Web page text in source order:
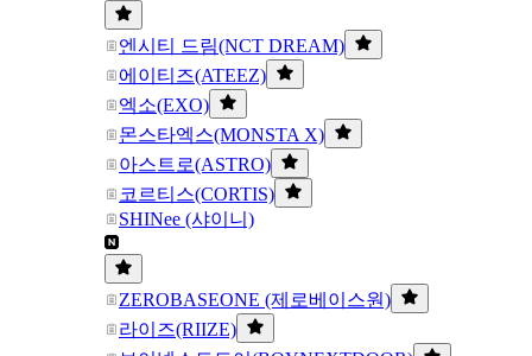
엔시티 드림(NCT DREAM)
에이티즈(ATEEZ)
엑소(EXO)
몬스타엑스(MONSTA X)
아스트로(ASTRO)
코르티스(CORTIS)
SHINee (샤이니)
ZEROBASEONE (제로베이스원)
라이즈(RIIZE)